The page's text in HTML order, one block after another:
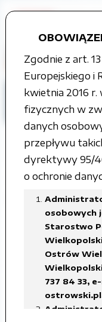
Zgodnie z art.
Europejskiego i
kwietnia 2016 r.
fizycznych w
danych
przepływu
dyrektywy 95/
o ochronie
osobowych
Starostwo
Ostrów
737 84 33,
ostrowski.pl
Strona główna
Edukacja
70.
ŚWIATOWEJ
Załączone pliki
70.rocznica
biuletyn
Czas